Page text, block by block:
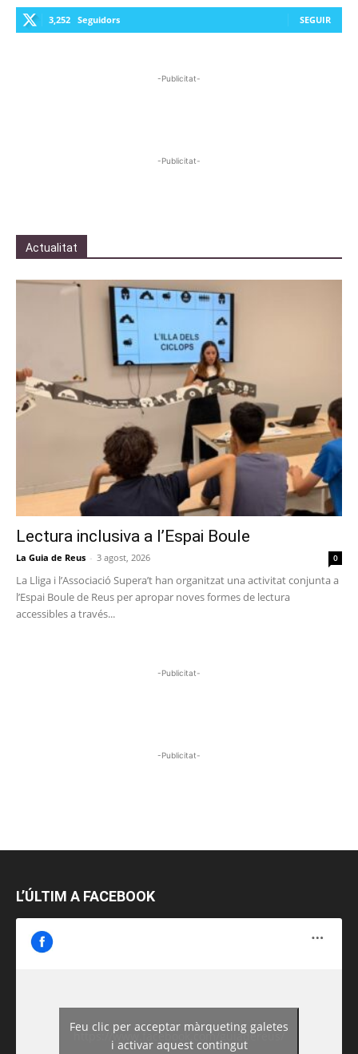
3,252 Seguidors SEGUIR
-Publicitat-
-Publicitat-
Actualitat
Lectura inclusiva a l’Espai Boule
La Guia de Reus - 3 agost, 2026 0
La Lliga i l’Associació Supera’t han organitzat una activitat conjunta a
l’Espai Boule de Reus per apropar noves formes de lectura
accessibles a través...
-Publicitat-
-Publicitat-
L’ÚLTIM A FACEBOOK
https://www.facebook.com/guiadereus/
Feu clic per acceptar màrqueting galetes
i activar aquest contingut